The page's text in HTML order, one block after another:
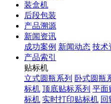
装盒机
后段包装
产品溯源
新闻资讯
成功案例 新闻动态 技术
产品索引
贴标机
立式圆瓶系列 卧式圆瓶
标机 顶底贴标系列 平面
标机 实时打印贴标机 回